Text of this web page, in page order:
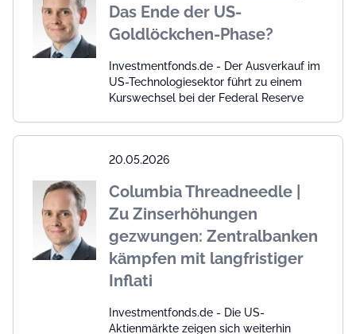
Das Ende der US-
Goldlöckchen-Phase?
Investmentfonds.de - Der Ausverkauf im
US-Technologiesektor führt zu einem
Kurswechsel bei der Federal Reserve
20.05.2026
Columbia Threadneedle |
Zu Zinserhöhungen
gezwungen: Zentralbanken
kämpfen mit langfristiger
Inflati
Investmentfonds.de - Die US-
Aktienmärkte zeigen sich weiterhin